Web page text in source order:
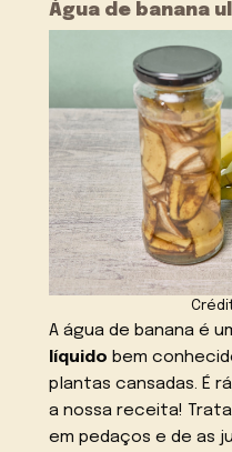
Água de banana
A água de banana é
líquido bem
plantas cansadas. É
a nossa receita!
em pedaços e de as